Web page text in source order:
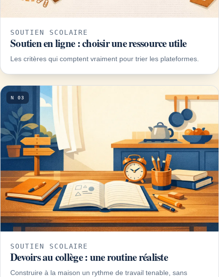
SOUTIEN SCOLAIRE
Soutien en ligne : choisir une ressource utile
Les critères qui comptent vraiment pour trier les plateformes.
N 03
SOUTIEN SCOLAIRE
Devoirs au collège : une routine réaliste
Construire à la maison un rythme de travail tenable, sans